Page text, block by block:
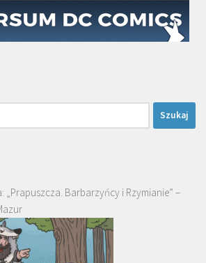
Barbarzyńcy i Rzymianie” –